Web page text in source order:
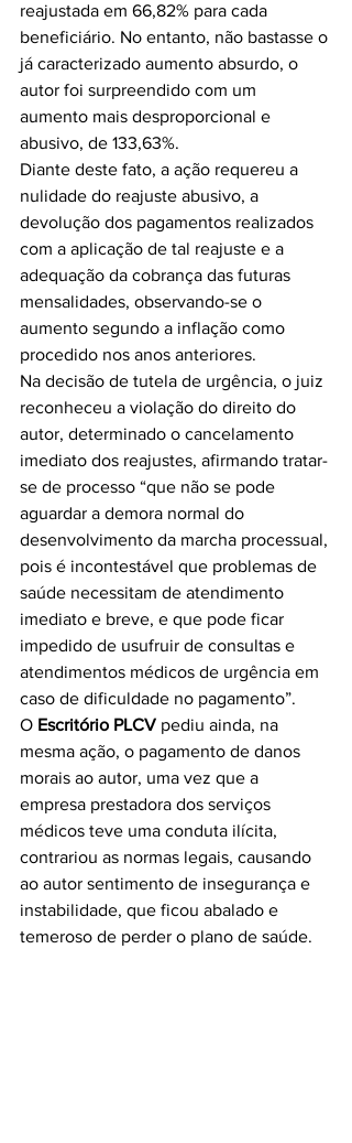
reajustada em 66,82% para cada
beneficiário. No entanto, não bastasse o
já caracterizado aumento absurdo, o
autor foi surpreendido com um
aumento mais desproporcional e
abusivo, de 133,63%.
Diante deste fato, a ação requereu a
nulidade do reajuste abusivo, a
devolução dos pagamentos realizados
com a aplicação de tal reajuste e a
adequação da cobrança das futuras
mensalidades, observando-se o
aumento segundo a inflação como
procedido nos anos anteriores.
Na decisão de tutela de urgência, o juiz
reconheceu a violação do direito do
autor, determinado o cancelamento
imediato dos reajustes, afirmando tratar-
se de processo “que não se pode
aguardar a demora normal do
desenvolvimento da marcha processual,
pois é incontestável que problemas de
saúde necessitam de atendimento
imediato e breve, e que pode ficar
impedido de usufruir de consultas e
atendimentos médicos de urgência em
caso de dificuldade no pagamento”.
O Escritório PLCV pediu ainda, na
mesma ação, o pagamento de danos
morais ao autor, uma vez que a
empresa prestadora dos serviços
médicos teve uma conduta ilícita,
contrariou as normas legais, causando
ao autor sentimento de insegurança e
instabilidade, que ficou abalado e
temeroso de perder o plano de saúde.